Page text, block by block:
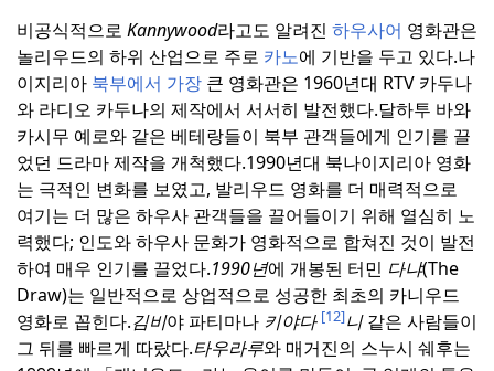
비공식적으로 Kannywood라고도 알려진 하우사어 영화관은
놀리우드의 하위 산업으로 주로 카노에 기반을 두고 있다.나
이지리아 북부에서 가장 큰 영화관은 1960년대 RTV 카두나
와 라디오 카두나의 제작에서 서서히 발전했다.달하투 바와
카시무 예로와 같은 베테랑들이 북부 관객들에게 인기를 끌
었던 드라마 제작을 개척했다.1990년대 북나이지리아 영화
는 극적인 변화를 보였고, 발리우드 영화를 더 매력적으로
여기는 더 많은 하우사 관객들을 끌어들이기 위해 열심히 노
력했다; 인도와 하우사 문화가 영화적으로 합쳐진 것이 발전
하여 매우 인기를 끌었다.1990년에 개봉된 터민 다냐(The
Draw)는 일반적으로 상업적으로 성공한 최초의 카니우드
영화로 꼽힌다.김비야 파티마나 키야다 [12]니같은 사람들이
그 뒤를 빠르게 따랐다.타우라루와 매거진의 스누시 쉐후는